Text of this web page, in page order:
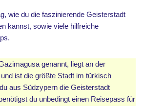
wie du die faszinierende Geisterstadt
kannst, sowie viele hilfreiche
genannt, liegt an der
ist die größte Stadt im türkisch
aus Südzypern die Geisterstadt
du unbedingt einen Reisepass für